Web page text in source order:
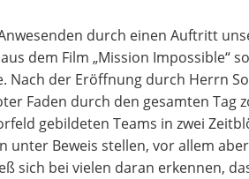
durch einen Auftritt
dem Film „Mission Impossible“
Nach der Eröffnung durch Herrn
Faden durch den gesamten Tag
gebildeten Teams in zwei
Beweis stellen, vor allem
sich bei vielen daran erkennen,